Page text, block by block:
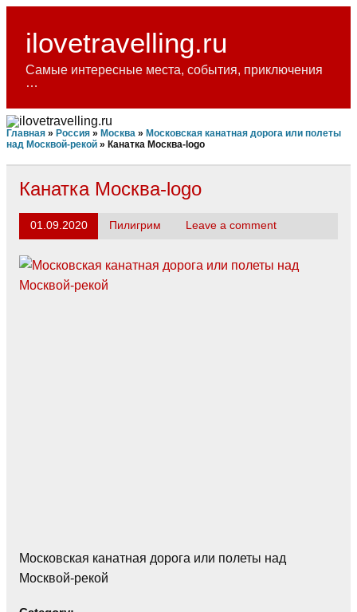
Skip
contentilovetravelling.ru
Самые интересные места, события, приключения
…
Главная » Россия » Москва » Московская канатная дорога или полеты
над Москвой-рекой » Канатка Москва-logo
Канатка Москва-logo
01.09.2020 Пилигрим Leave a comment
Московская канатная дорога или полеты над
Москвой-рекой